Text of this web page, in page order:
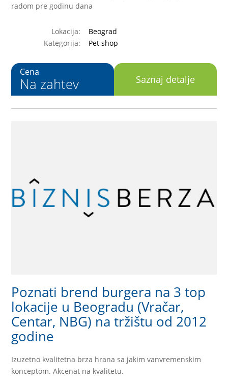
radom pre godinu dana
Lokacija:
Beograd
Kategorija:
Pet shop
Cena
Na zahtev Saznaj detalje
Poznati brend burgera na 3 top
lokacije u Beogradu (Vračar,
Centar, NBG) na tržištu od 2012
godine
Izuzetno kvalitetna brza hrana sa jakim vanvremenskim
konceptom. Akcenat na kvalitetu.